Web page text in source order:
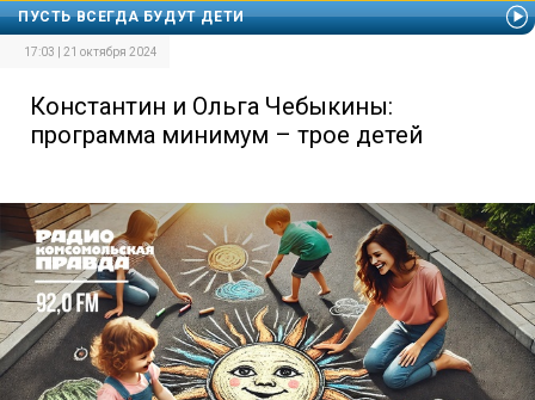
ПУСТЬ ВСЕГДА БУДУТ ДЕТИ
17:03 | 21 октября 2024
Константин и Ольга Чебыкины:
программа минимум – трое детей